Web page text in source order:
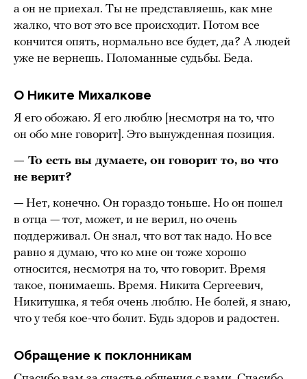
а он не приехал. Ты не представляешь, как мне
жалко, что вот это все происходит. Потом все
кончится опять, нормально все будет, да? А людей
уже не вернешь. Поломанные судьбы. Беда.
О Никите Михалкове
Я его обожаю. Я его люблю [несмотря на то, что
он обо мне говорит]. Это вынужденная позиция.
— То есть вы думаете, он говорит то, во что
не верит?
— Нет, конечно. Он гораздо тоньше. Но он пошел
в отца — тот, может, и не верил, но очень
поддерживал. Он знал, что вот так надо. Но все
равно я думаю, что ко мне он тоже хорошо
относится, несмотря на то, что говорит. Время
такое, понимаешь. Время. Никита Сергеевич,
Никитушка, я тебя очень люблю. Не болей, я знаю,
что у тебя кое-что болит. Будь здоров и радостен.
Обращение к поклонникам